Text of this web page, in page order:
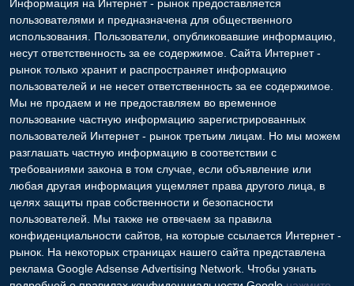
Информация на Интернет - рынок предоставляется
пользователями и предназначена для общественного
использования. Пользователи, опубликовавшие информацию,
несут ответственность за ее содержимое. Сайта Интернет -
рынок только хранит и распространяет информацию
пользователей и не несет ответственность за ее содержимое.
Мы не продаем и не предоставляем во временное
пользование частную информацию зарегистрированных
пользователей Интернет - рынок третьим лицам. Но мы можем
разглашать частную информацию в соответствии с
требованиями закона в том случае, если объявление или
любая другая информация ущемляет права другого лица, в
целях защиты прав собственности и безопасности
пользователей. Мы также не отвечаем за правила
конфиденциальности сайтов, на которые ссылается Интернет -
рынок. На некоторых страницах нашего сайта представлена
реклама Google Adsense Advertising Network. Чтобы узнать